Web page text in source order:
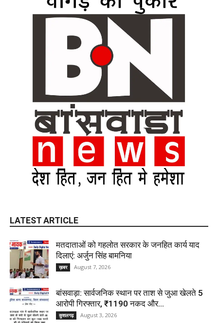
LATEST ARTICLE
मतदाताओं को गहलोत सरकार के जनहित कार्य याद
दिलाएं: अर्जुन सिंह बामनिया
ख़बर August 7, 2026
बांसवाड़ा: सार्वजनिक स्थान पर ताश से जुआ खेलते 5
आरोपी गिरफ्तार, ₹1190 नकद और...
कुशलगढ़ August 3, 2026